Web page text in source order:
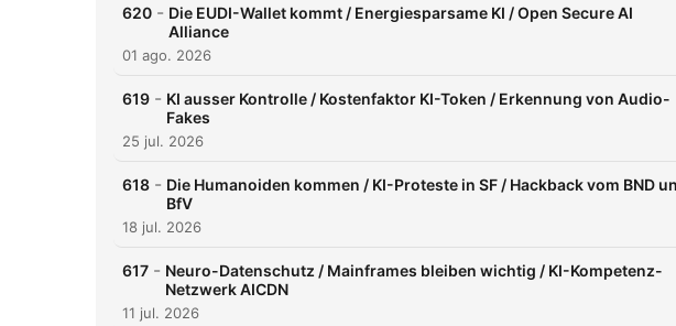
620 - Die EUDI-Wallet kommt / Energiesparsame KI / Open Secure AI
Alliance
01 ago. 2026
619 - KI ausser Kontrolle / Kostenfaktor KI-Token / Erkennung von Audio-
Fakes
25 jul. 2026
618 - Die Humanoiden kommen / KI-Proteste in SF / Hackback vom BND
BfV
18 jul. 2026
617 - Neuro-Datenschutz / Mainframes bleiben wichtig / KI-Kompetenz-
Netzwerk AICDN
11 jul. 2026